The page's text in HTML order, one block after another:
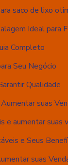
saco de lixo
Ideal para
Completo
Seu Negócio
Qualidade
suas
e aumentar suas
e Seus
suas